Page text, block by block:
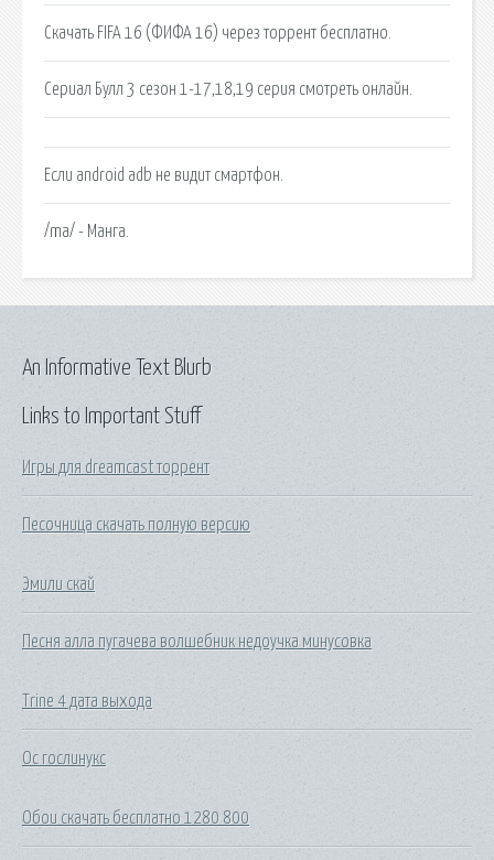
Скачать FIFA 16 (ФИФА 16) через торрент бесплатно.
Сериал Булл 3 сезон 1-17,18,19 серия смотреть онлайн.
Если android adb не видит смартфон.
/ma/ - Манга.
Links to Important Stuff
Игры для dreamcast торрент
Песочница скачать полную версию
Эмили скай
Песня алла пугачева волшебник недоучка минусовка
Trine 4 дата выхода
Ос гослинукс
Обои скачать бесплатно 1280 800
An Informative Text Blurb